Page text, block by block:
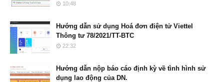
10:48
Hướng dẫn sử dụng Hoá đơn điện tử Viettel
Thông tư 78/2021/TT-BTC
22:32
Hướng dẫn nộp báo cáo định kỳ về tình hình sử
dụng lao động của DN.